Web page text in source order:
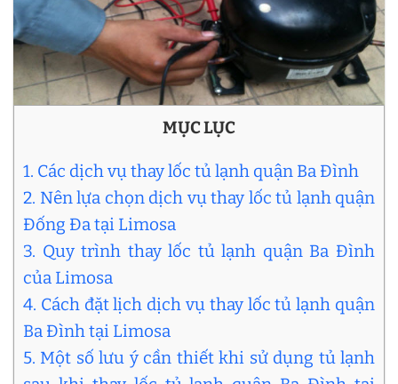
MỤC LỤC
1. Các dịch vụ thay lốc tủ lạnh quận Ba Đình
2. Nên lựa chọn dịch vụ thay lốc tủ lạnh quận
Đống Đa tại Limosa
3. Quy trình thay lốc tủ lạnh quận Ba Đình
của Limosa
4. Cách đặt lịch dịch vụ thay lốc tủ lạnh quận
Ba Đình tại Limosa
5. Một số lưu ý cần thiết khi sử dụng tủ lạnh